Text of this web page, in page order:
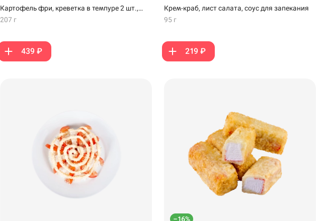
Картофель фри, креветка в темпуре 2 шт.,
наггетсы, салат Айсберг, соус Унаги, кунжут
207 г
439 ₽
Крем-краб, лист салата, соус для запекания
95 г
219 ₽
–16%